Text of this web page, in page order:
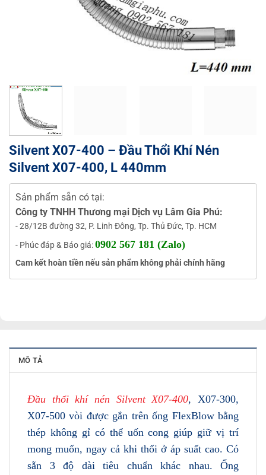
Silvent X07-400 – Đầu Thổi Khí Nén
Silvent X07-400, L 440mm
Sản phẩm sẵn có tại:
Công ty TNHH Thương mại Dịch vụ Lâm Gia Phú:
- 28/12B đường 32, P. Linh Đông, Tp. Thủ Đức, Tp. HCM
- Phúc đáp & Báo giá:0902 567 181 (Zalo)
Cam kết hoàn tiền nếu sản phẩm không phải chính hãng
MÔ TẢ
Đầu thổi khí nén Silvent X07-400, X07-300,
X07-500 vòi được gắn trên ống FlexBlow bằng
thép không gỉ có thể uốn cong giúp giữ vị trí
mong muốn, ngay cả khi thổi ở áp suất cao. Có
sẵn 3 độ dài tiêu chuẩn khác nhau. Ống